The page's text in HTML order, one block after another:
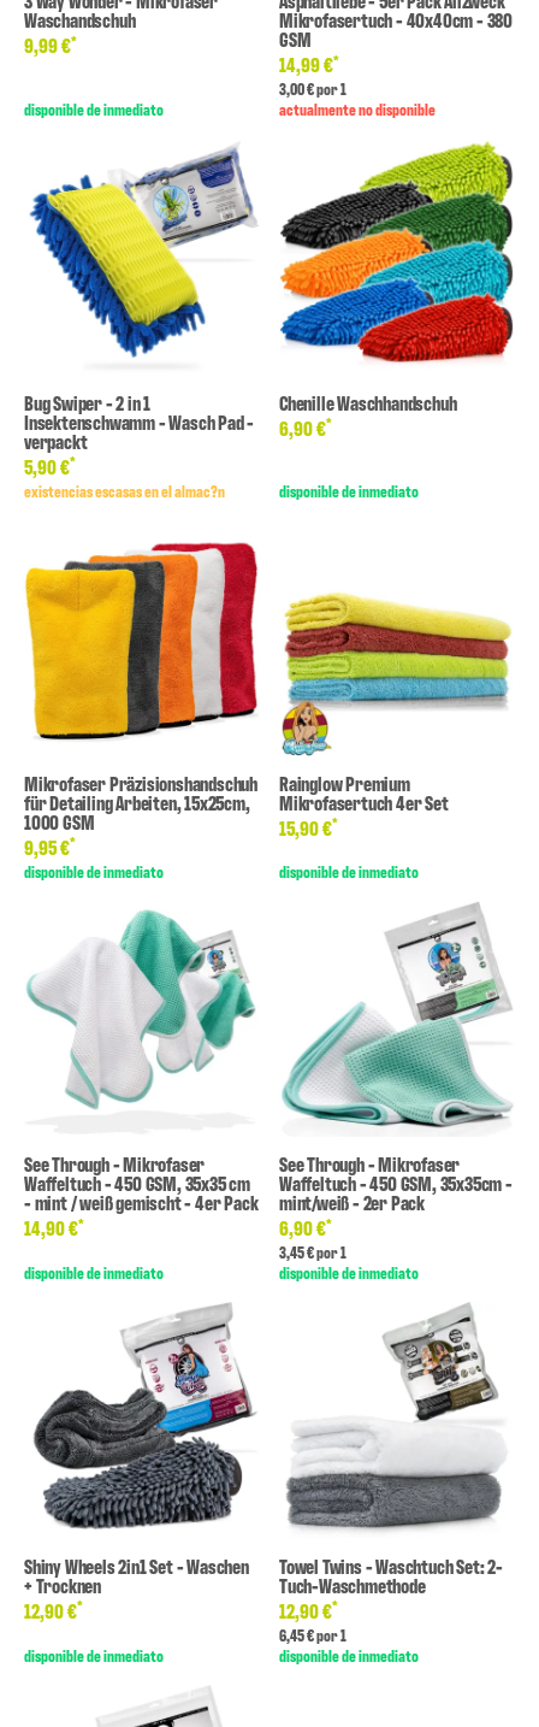
Waschandschuh
9,99 €*
disponible de inmediato
Mikrofasertuch - 40x40cm - 380
GSM
14,99 €*
3,00 € por 1
actualmente no disponible
Bug Swiper - 2 in 1
Insektenschwamm - Wasch Pad -
verpackt
5,90 €*
existencias escasas en el almac?n
Chenille Waschhandschuh
6,90 €*
disponible de inmediato
Mikrofaser Präzisionshandschuh
für Detailing Arbeiten, 15x25cm,
1000 GSM
9,95 €*
disponible de inmediato
Rainglow Premium
Mikrofasertuch 4er Set
15,90 €*
disponible de inmediato
See Through - Mikrofaser
Waffeltuch - 450 GSM, 35x35 cm
- mint / weiß gemischt - 4er Pack
14,90 €*
disponible de inmediato
See Through - Mikrofaser
Waffeltuch - 450 GSM, 35x35cm -
mint/weiß - 2er Pack
6,90 €*
3,45 € por 1
disponible de inmediato
Shiny Wheels 2in1 Set - Waschen
+ Trocknen
12,90 €*
disponible de inmediato
Towel Twins - Waschtuch Set: 2-
Tuch-Waschmethode
12,90 €*
6,45 € por 1
disponible de inmediato